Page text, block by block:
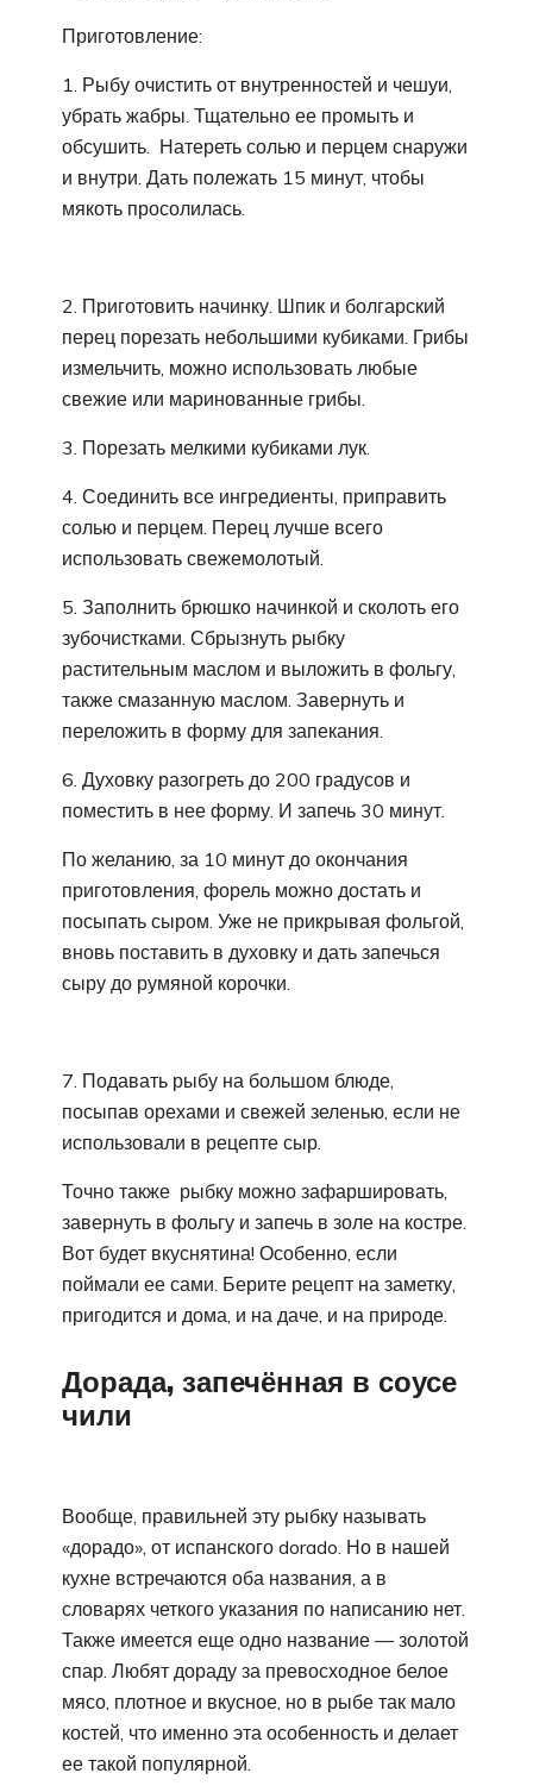
Приготовление:
1. Рыбу очистить от внутренностей и чешуи,
убрать жабры. Тщательно ее промыть и
обсушить. Натереть солью и перцем снаружи
и внутри. Дать полежать 15 минут, чтобы
мякоть просолилась.
2. Приготовить начинку. Шпик и болгарский
перец порезать небольшими кубиками. Грибы
измельчить, можно использовать любые
свежие или маринованные грибы.
3. Порезать мелкими кубиками лук.
4. Соединить все ингредиенты, приправить
солью и перцем. Перец лучше всего
использовать свежемолотый.
5. Заполнить брюшко начинкой и сколоть его
зубочистками. Сбрызнуть рыбку
растительным маслом и выложить в фольгу,
также смазанную маслом. Завернуть и
переложить в форму для запекания.
6. Духовку разогреть до 200 градусов и
поместить в нее форму. И запечь 30 минут.
По желанию, за 10 минут до окончания
приготовления, форель можно достать и
посыпать сыром. Уже не прикрывая фольгой,
вновь поставить в духовку и дать запечься
сыру до румяной корочки.
7. Подавать рыбу на большом блюде,
посыпав орехами и свежей зеленью, если не
использовали в рецепте сыр.
Точно также рыбку можно зафаршировать,
завернуть в фольгу и запечь в золе на костре.
Вот будет вкуснятина! Особенно, если
поймали ее сами. Берите рецепт на заметку,
пригодится и дома, и на даче, и на природе.
Дорада, запечённая в соусе
чили
Вообще, правильней эту рыбку называть
«дорадо», от испанского dorado. Но в нашей
кухне встречаются оба названия, а в
словарях четкого указания по написанию нет.
Также имеется еще одно название — золотой
спар. Любят дораду за превосходное белое
мясо, плотное и вкусное, но в рыбе так мало
костей, что именно эта особенность и делает
ее такой популярной.